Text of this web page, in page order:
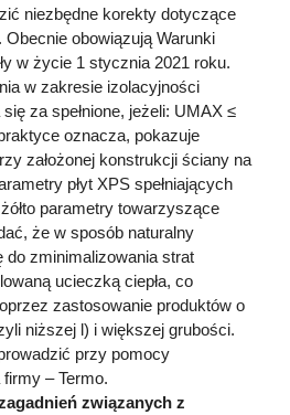
niezbędne korekty dotyczące
obowiązują Warunki
w życie 1 stycznia 2021 roku.
w zakresie izolacyjności
za spełnione, jeżeli: UMAX ≤
oznacza, pokazuje
założonej konstrukcji ściany na
płyt XPS spełniających
parametry towarzyszące
że w sposób naturalny
do zminimalizowania strat
ucieczką ciepła, co
zastosowanie produktów o
niższej l) i większej grubości.
przy pomocy
firmy – Termo.
związanych z